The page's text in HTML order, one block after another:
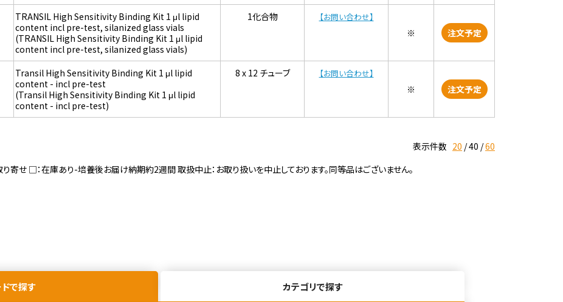
TRANSIL High Sensitivity Binding Kit 1 μl lipid
content incl pre-test, silanized glass vials
(TRANSIL High Sensitivity Binding Kit 1 μl lipid
content incl pre-test, silanized glass vials)
1化合物 【お問い合わせ】
※ 注文予定
Transil High Sensitivity Binding Kit 1 μl lipid
content - incl pre-test
(Transil High Sensitivity Binding Kit 1 μl lipid
content - incl pre-test)
8 x 12 チューブ 【お問い合わせ】
※ 注文予定
表示件数 20 40 60
寄せ □：在庫あり-培養後お届け納期約2週間 取扱中止：お取り扱いを中止しております。同等品はございません。
で探す カテゴリで探す